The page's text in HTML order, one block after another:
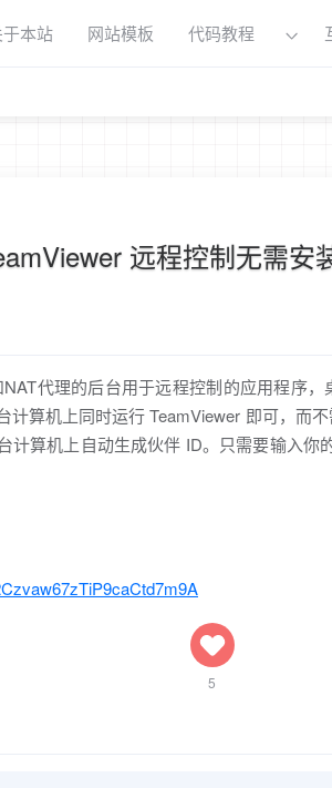
于本站 网站模板 代码教程
远程控制无需安
代理的后台用于远程控制的应用程序
算机上同时运行 TeamViewer 即可，而
计算机上自动生成伙伴 ID。只需要输入你
5